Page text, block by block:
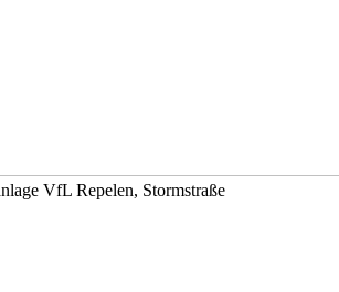
VfL Repelen, Stormstraße